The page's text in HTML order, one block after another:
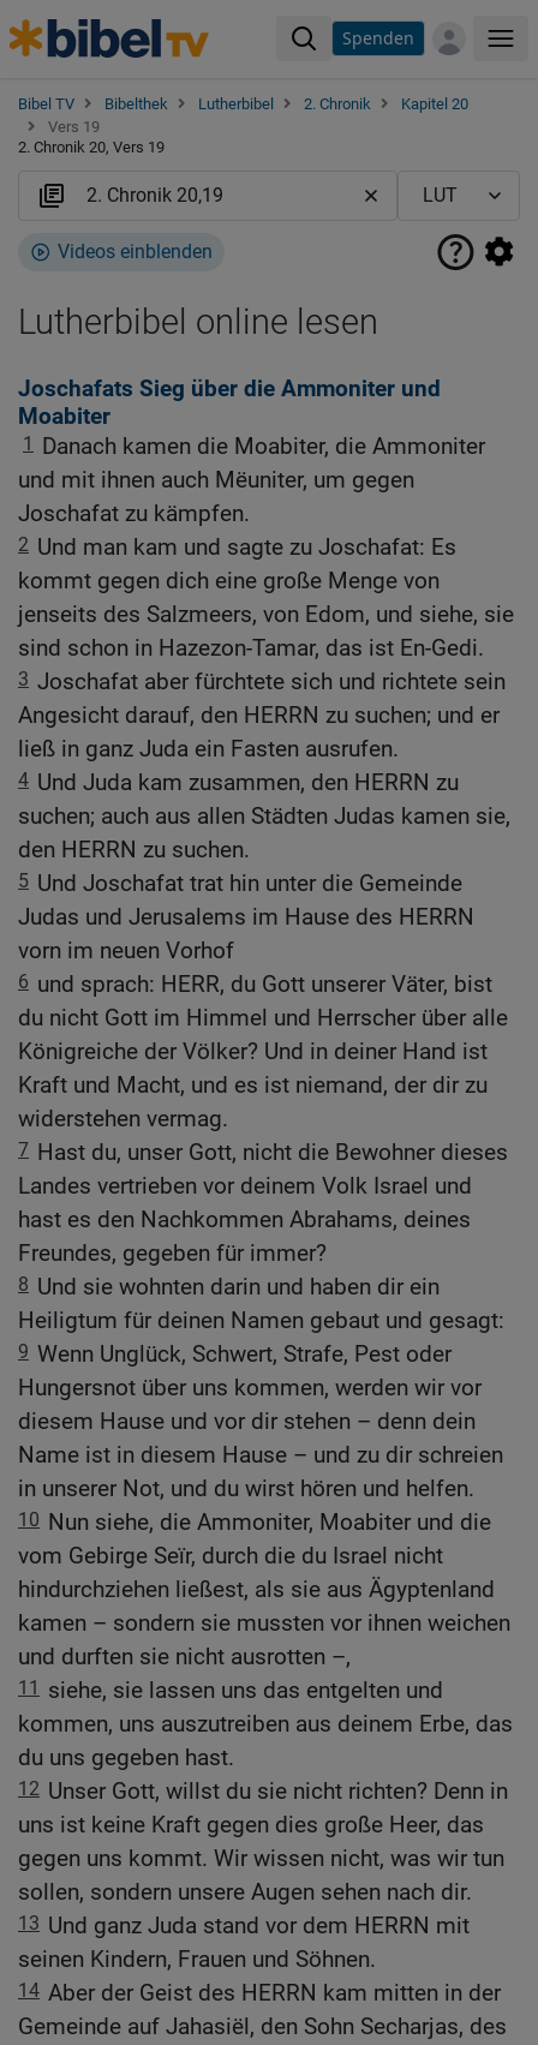
Spenden
Bibel TV Bibelthek Lutherbibel 2. Chronik
Kapitel 20
Vers 19
2. Chronik 20, Vers 19
Videos einblenden
Lutherbibel online lesen
Joschafats Sieg über die Ammoniter und
Moabiter
1
Danach kamen die Moabiter, die Ammoniter
und mit ihnen auch Mëuniter, um gegen
Joschafat zu kämpfen.
2 Und man kam und sagte zu Joschafat: Es
kommt gegen dich eine große Menge von
jenseits des Salzmeers, von Edom, und siehe, sie
sind schon in Hazezon-Tamar, das ist En-Gedi.
3 Joschafat aber fürchtete sich und richtete sein
Angesicht darauf, den HERRN zu suchen; und er
ließ in ganz Juda ein Fasten ausrufen.
4 Und Juda kam zusammen, den HERRN zu
suchen; auch aus allen Städten Judas kamen sie,
den HERRN zu suchen.
5 Und Joschafat trat hin unter die Gemeinde
Judas und Jerusalems im Hause des HERRN
vorn im neuen Vorhof
6 und sprach: HERR, du Gott unserer Väter, bist
du nicht Gott im Himmel und Herrscher über alle
Königreiche der Völker? Und in deiner Hand ist
Kraft und Macht, und es ist niemand, der dir zu
widerstehen vermag.
7 Hast du, unser Gott, nicht die Bewohner dieses
Landes vertrieben vor deinem Volk Israel und
hast es den Nachkommen Abrahams, deines
Freundes, gegeben für immer?
8 Und sie wohnten darin und haben dir ein
Heiligtum für deinen Namen gebaut und gesagt:
9 Wenn Unglück, Schwert, Strafe, Pest oder
Hungersnot über uns kommen, werden wir vor
diesem Hause und vor dir stehen – denn dein
Name ist in diesem Hause – und zu dir schreien
in unserer Not, und du wirst hören und helfen.
10 Nun siehe, die Ammoniter, Moabiter und die
vom Gebirge Seïr, durch die du Israel nicht
hindurchziehen ließest, als sie aus Ägyptenland
kamen – sondern sie mussten vor ihnen weichen
und durften sie nicht ausrotten –,
11
siehe, sie lassen uns das entgelten und
kommen, uns auszutreiben aus deinem Erbe, das
du uns gegeben hast.
12 Unser Gott, willst du sie nicht richten? Denn in
uns ist keine Kraft gegen dies große Heer, das
gegen uns kommt. Wir wissen nicht, was wir tun
sollen, sondern unsere Augen sehen nach dir.
13 Und ganz Juda stand vor dem HERRN mit
seinen Kindern, Frauen und Söhnen.
14 Aber der Geist des HERRN kam mitten in der
Gemeinde auf Jahasiël, den Sohn Secharjas, des